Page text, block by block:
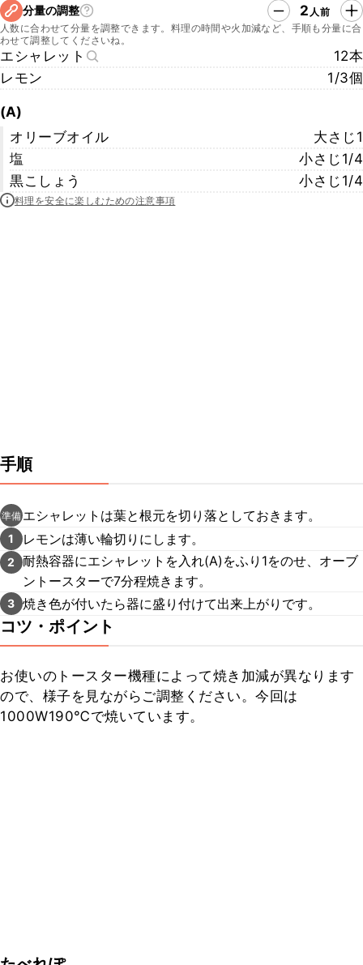
分量の調整 2 人前
人数に合わせて分量を調整できます。料理の時間や火加減など、手順も分量に合
わせて調整してくださいね。
エシャレット
12本
レモン
1/3個
(A)
オリーブオイル
大さじ1
塩
小さじ1/4
黒こしょう
小さじ1/4
料理を安全に楽しむための注意事項
手順
準備 エシャレットは葉と根元を切り落としておきます。
1 レモンは薄い輪切りにします。
2
耐熱容器にエシャレットを入れ(A)をふり1をのせ、オーブ
ントースターで7分程焼きます。
3 焼き色が付いたら器に盛り付けて出来上がりです。
コツ・ポイント
お使いのトースター機種によって焼き加減が異なります
ので、様子を見ながらご調整ください。今回は
1000W190℃で焼いています。